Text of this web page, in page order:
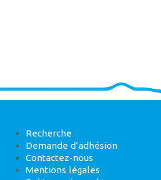
Recherche
Demande d’adhésion
Contactez-nous
Mentions légales